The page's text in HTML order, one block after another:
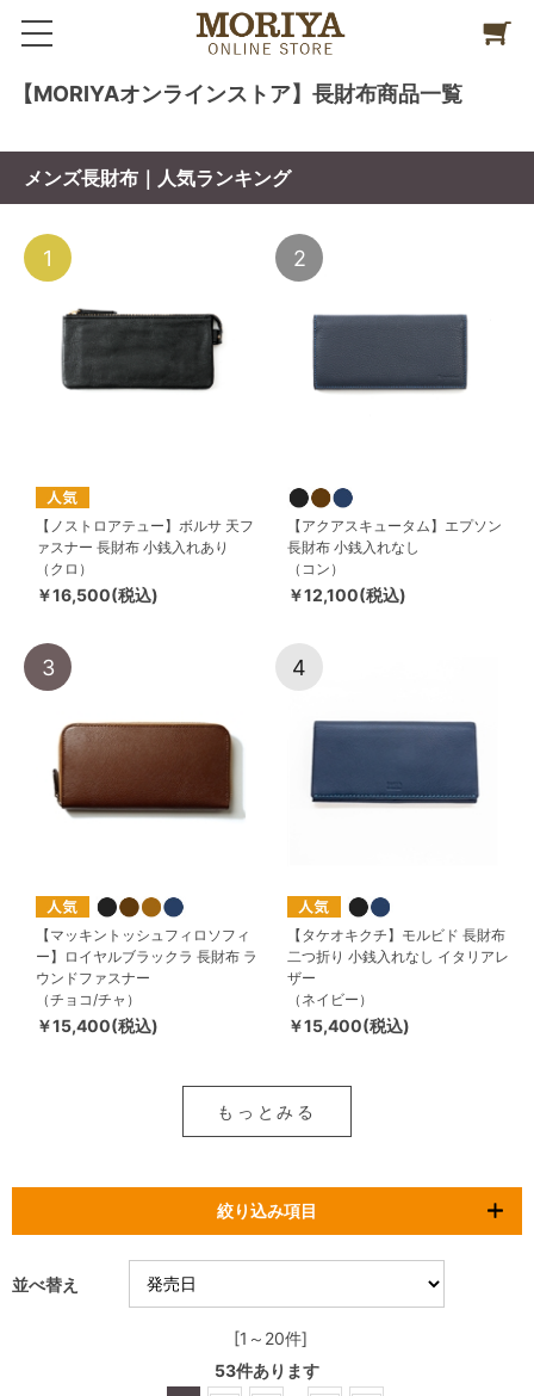
【MORIYAオンラインストア】長財布商品一覧
メンズ長財布｜人気ランキング
1
【ノストロアテュー】ボルサ 天フ
ァスナー 長財布 小銭入れあり
（クロ）
￥16,500(税込)
2
【アクアスキュータム】エプソン
長財布 小銭入れなし
（コン）
￥12,100(税込)
3
【マッキントッシュフィロソフィ
ー】ロイヤルブラックラ 長財布 ラ
ウンドファスナー
（チョコ/チャ）
￥15,400(税込)
4
【タケオキクチ】モルビド 長財布
二つ折り 小銭入れなし イタリアレ
ザー
（ネイビー）
￥15,400(税込)
もっとみる
絞り込み項目
並べ替え
[1～20件]
53件あります